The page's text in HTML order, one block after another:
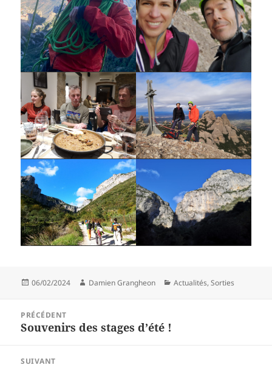
Publié
06/02/2024 Auteur
Damien Grangheon Catégories
Actualités,Sorties
l’article
PRÉCÉDENT
Article
Souvenirs des stages d’été !
SUIVANT